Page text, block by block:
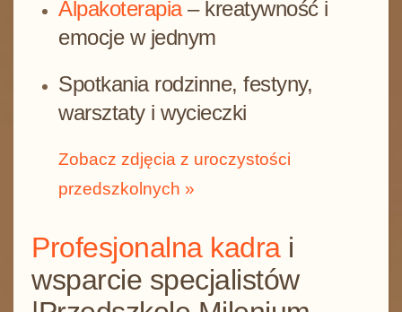
Alpakoterapia– kreatywność i
emocje w jednym
Spotkania rodzinne, festyny,
warsztaty i wycieczki
Zobacz zdjęcia z uroczystości
przedszkolnych »
Profesjonalna kadrai
wsparcie specjalistów